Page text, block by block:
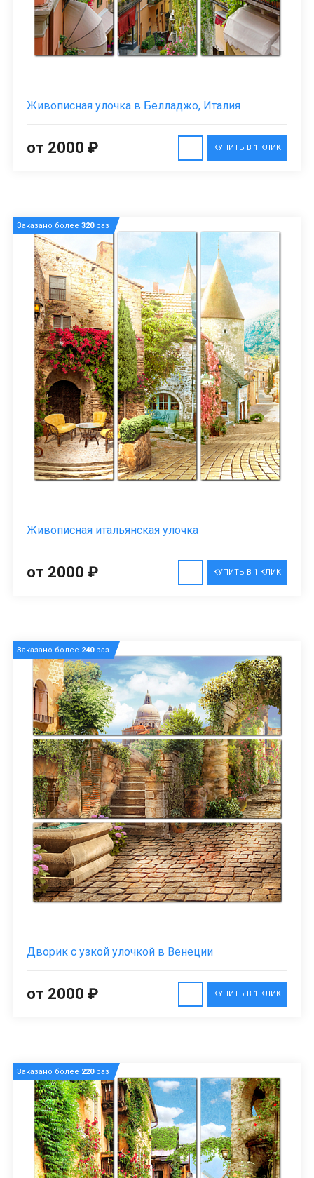
Живописная улочка в Белладжо, Италия
КУПИТЬ В 1 КЛИК
от 2000 ₽
Заказано более 320раз
Живописная итальянская улочка
КУПИТЬ В 1 КЛИК
от 2000 ₽
Заказано более 240раз
Дворик с узкой улочкой в Венеции
КУПИТЬ В 1 КЛИК
от 2000 ₽
Заказано более 220раз